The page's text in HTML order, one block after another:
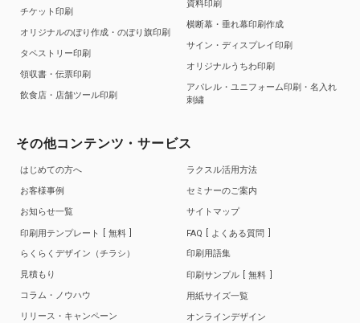
チケット印刷
オリジナルのぼり作成・のぼり旗印刷
タペストリー印刷
領収書・伝票印刷
飲食店・店舗ツール印刷
資料印刷
横断幕・垂れ幕印刷作成
サイン・ディスプレイ印刷
オリジナルうちわ印刷
アパレル・ユニフォーム印刷・名入れ
刺繍
その他コンテンツ・サービス
はじめての方へ
お客様事例
お知らせ一覧
印刷用テンプレート
無料
らくらくデザイン（チラシ）
見積もり
コラム・ノウハウ
リリース・キャンペーン
ラクスル活用方法
セミナーのご案内
サイトマップ
FAQ
よくある質問
印刷用語集
印刷サンプル
無料
用紙サイズ一覧
オンラインデザイン